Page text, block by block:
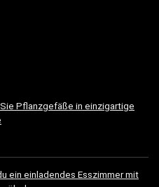
Pflanzgefäße in einzigartige
ein einladendes Esszimmer mit